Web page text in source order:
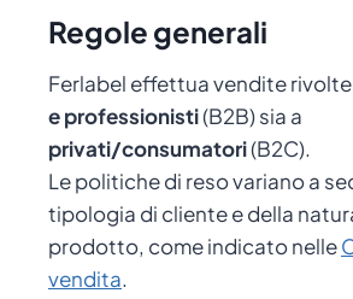
Regole generali
Ferlabel effettua vendite rivolte
e professionisti(B2B) sia a
privati/consumatori(B2C).
Le politiche di reso variano a
tipologia di cliente e della
prodotto, come indicato nelle
vendita.